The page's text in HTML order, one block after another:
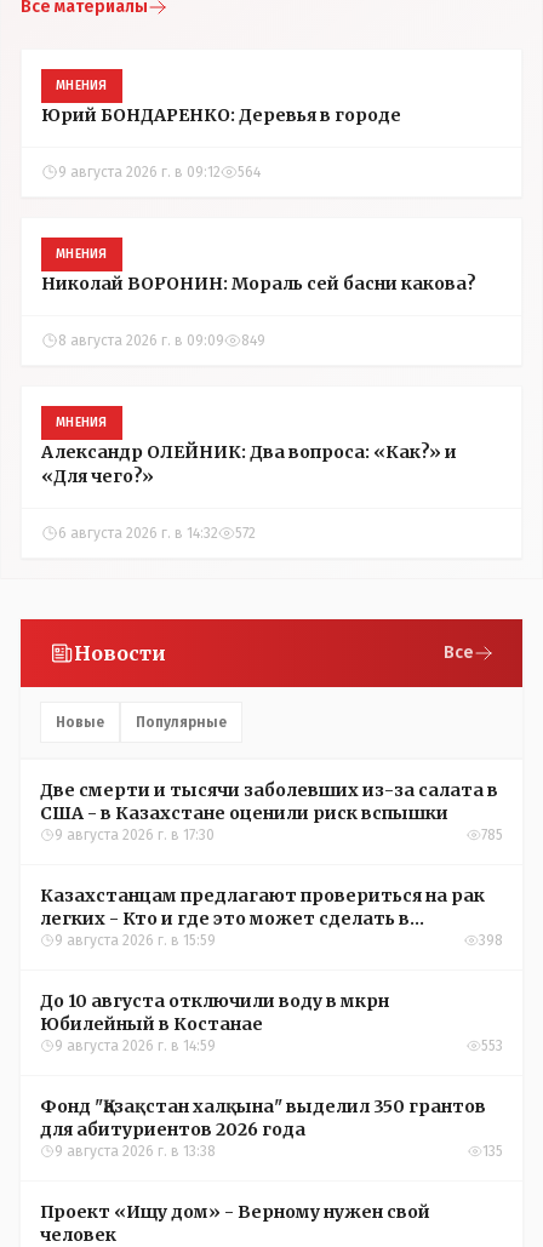
Все материалы
МНЕНИЯ
Юрий БОНДАРЕНКО: Деревья в городе
9 августа 2026 г. в 09:12 564
МНЕНИЯ
Николай ВОРОНИН: Мораль сей басни какова?
8 августа 2026 г. в 09:09 849
МНЕНИЯ
Александр ОЛЕЙНИК: Два вопроса: «Как?» и
«Для чего?»
6 августа 2026 г. в 14:32 572
Новости Все
Новые Популярные
Две смерти и тысячи заболевших из-за салата в
США - в Казахстане оценили риск вспышки
9 августа 2026 г. в 17:30 785
Казахстанцам предлагают провериться на рак
легких - Кто и где это может сделать в
Костанайской области
9 августа 2026 г. в 15:59 398
До 10 августа отключили воду в мкрн
Юбилейный в Костанае
9 августа 2026 г. в 14:59 553
Фонд "Қазақстан халқына" выделил 350 грантов
для абитуриентов 2026 года
9 августа 2026 г. в 13:38 135
Проект «Ищу дом» - Верному нужен свой
человек